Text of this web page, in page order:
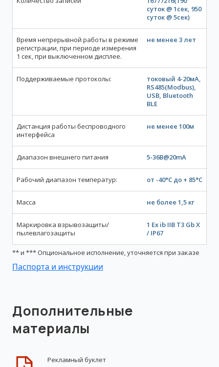
суток @ 1сек, 950
суток @ 5сек)
Время непрерывной работы в режиме
регистрации, при периоде измерения
1 сек, при выключенном дисплее.
не менее 3 лет
Поддерживаемые протоколы:
токовый 4-20мА,
RS485(Modbus),
USB, Bluetooth
BLE
Дистанция работы беспроводного
интерфейса
не менее 100м
Диапазон внешнего питания 5-36В@20mA
Рабочий диапазон температур: от -40°C до + 85°C
Масса не более 1,5 кг
Маркировка взрывозащиты/
пылевлагозащиты
1 Ex ib IIB T3 Gb X
/ IP67
** и *** Опциональное исполнение, уточняется при заказе
Паспорта и инструкции
Дополнительные
материалы
Рекламный буклет